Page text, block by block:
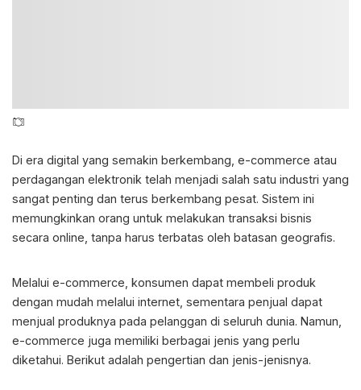
Di era digital yang semakin berkembang, e-commerce atau
perdagangan elektronik telah menjadi salah satu industri yang
sangat penting dan terus berkembang pesat. Sistem ini
memungkinkan orang untuk melakukan transaksi bisnis
secara online, tanpa harus terbatas oleh batasan geografis.
Melalui e-commerce, konsumen dapat membeli produk
dengan mudah melalui internet, sementara penjual dapat
menjual produknya pada pelanggan di seluruh dunia. Namun,
e-commerce juga memiliki berbagai jenis yang perlu
diketahui. Berikut adalah pengertian dan jenis-jenisnya.